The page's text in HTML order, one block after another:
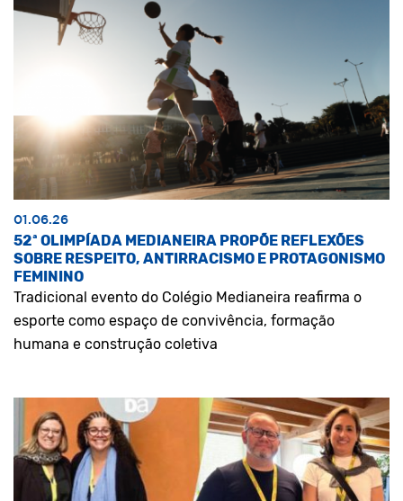
01.06.26
52ª OLIMPÍADA MEDIANEIRA PROPÕE REFLEXÕES
SOBRE RESPEITO, ANTIRRACISMO E PROTAGONISMO
FEMININO
Tradicional evento do Colégio Medianeira reafirma o
esporte como espaço de convivência, formação
humana e construção coletiva